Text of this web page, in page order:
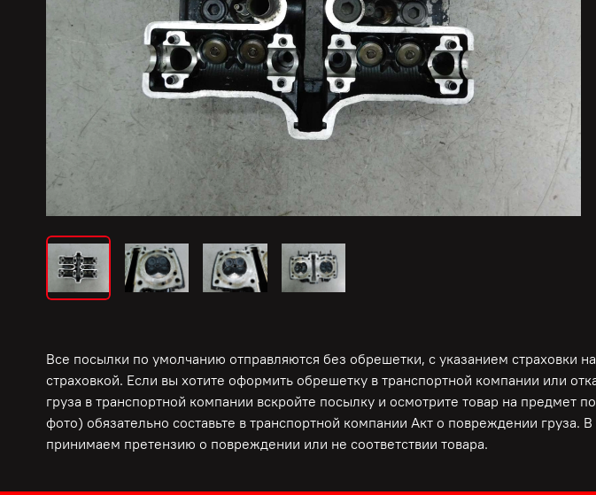
Все посылки по умолчанию отправляются без обрешетки, с указанием страховки
страховкой. Если вы хотите оформить обрешетку в транспортной компании или
груза в транспортной компании вскройте посылку и осмотрите товар на
фото) обязательно составьте в транспортной компании Акт о повреждении груза.
принимаем претензию о повреждении или не соответствии товара.